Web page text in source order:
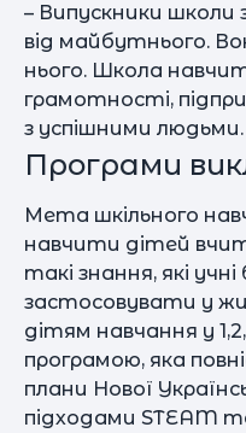
– Випускники
від майбутнього.
нього. Школа
грамотності,
з успішними людьми.
Програми
Мета шкільного
навчити дітей
такі знання, які
застосовувати у
дітям навчання у
програмою, яка
плани Нової
підходами STEAM